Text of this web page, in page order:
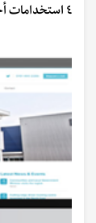
٤ استخدامات أخرى لقلم الرصاص غير الكتابة!